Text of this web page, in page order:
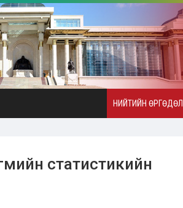
НИЙТИЙН ӨРГӨДӨЛ
статистикийн